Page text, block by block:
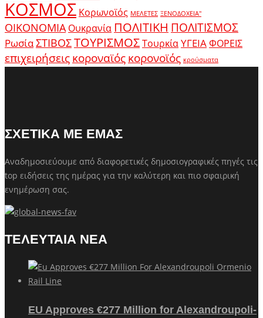
ΚΟΣΜΟΣ Κορωνοϊός ΜΕΛΕΤΕΣ ΞΕΝΟΔΟΧΕΙΑ"
ΟΙΚΟΝΟΜΙΑ Ουκρανία ΠΟΛΙΤΙΚΗ ΠΟΛΙΤΙΣΜΟΣ
ΡωσίαΣΤΙΒΟΣΤΟΥΡΙΣΜΟΣΤουρκίαΥΓΕΙΑΦΟΡΕΙΣ
επιχειρήσειςκοροναϊόςκορονοϊός κρούσματα
ΣΧΕΤΙΚΑ ΜΕ ΕΜΑΣ
Αναδημοσιεύουμε από διαφορετικές δημοσιογραφικές πηγές τις
top ειδήσεις της ημέρας για την καλύτερη και πιο σφαιρική
ενημέρωση σας.
ΤΕΛΕΥΤΑΙΑ ΝΕΑ
EU Approves €277 Million for Alexandroupoli-